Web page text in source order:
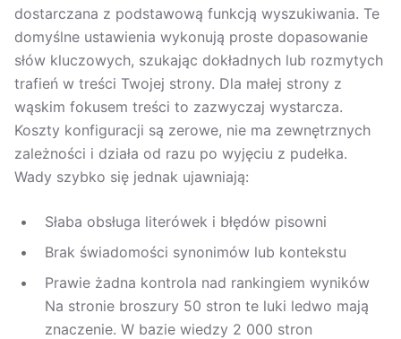
dostarczana z podstawową funkcją wyszukiwania. Te
domyślne ustawienia wykonują proste dopasowanie
słów kluczowych, szukając dokładnych lub rozmytych
trafień w treści Twojej strony. Dla małej strony z
wąskim fokusem treści to zazwyczaj wystarcza.
Koszty konfiguracji są zerowe, nie ma zewnętrznych
zależności i działa od razu po wyjęciu z pudełka.
Wady szybko się jednak ujawniają:
Słaba obsługa literówek i błędów pisowni
Brak świadomości synonimów lub kontekstu
Prawie żadna kontrola nad rankingiem wyników
Na stronie broszury 50 stron te luki ledwo mają
znaczenie. W bazie wiedzy 2 000 stron